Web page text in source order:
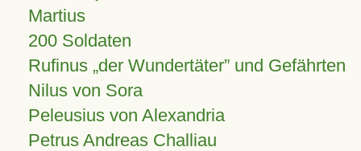
Martius
200 Soldaten
Rufinus „der Wundertäter” und Gefährten
Nilus von Sora
Peleusius von Alexandria
Petrus Andreas Challiau